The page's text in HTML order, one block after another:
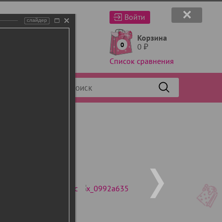
Войти
0
Корзина
0 ₽
Список сравнения
слайдер